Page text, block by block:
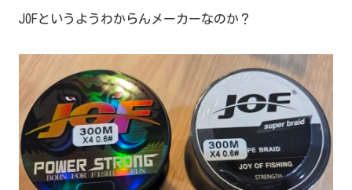
JOFというようわからんメーカーなのか？